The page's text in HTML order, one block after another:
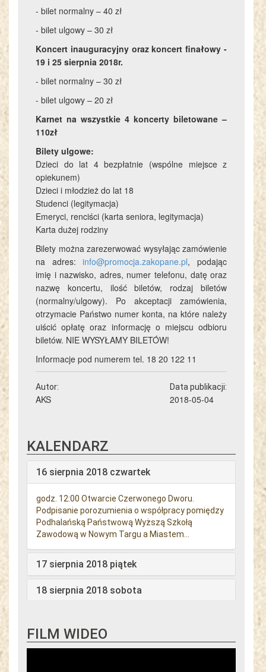
- bilet normalny – 40 zł
- bilet ulgowy – 30 zł
Koncert inauguracyjny oraz koncert finałowy -
19 i 25 sierpnia 2018r.
- bilet normalny – 30 zł
- bilet ulgowy – 20 zł
Karnet na wszystkie 4 koncerty biletowane –
110zł
Bilety ulgowe:
Dzieci do lat 4 bezpłatnie (wspólne miejsce z
opiekunem)
Dzieci i młodzież do lat 18
Studenci (legitymacja)
Emeryci, renciści (karta seniora, legitymacja)
Karta dużej rodziny
Bilety można zarezerwować wysyłając zamówienie
na adres:info@promocja.zakopane.pl, podając
imię i nazwisko, adres, numer telefonu, datę oraz
nazwę koncertu, ilość biletów, rodzaj biletów
(normalny/ulgowy). Po akceptacji zamówienia,
otrzymacie Państwo numer konta, na które należy
uiścić opłatę oraz informację o miejscu odbioru
biletów. NIE WYSYŁAMY BILETÓW!
Informacje pod numerem tel. 18 20 122 11
Autor:
AKS
Data publikacji:
2018-05-04
KALENDARZ
16 sierpnia 2018 czwartek
godz. 12:00 Otwarcie Czerwonego Dworu.
Podpisanie porozumienia o współpracy pomiędzy
Podhalańską Państwową Wyższą Szkołą
Zawodową w Nowym Targu a Miastem...
17 sierpnia 2018 piątek
18 sierpnia 2018 sobota
20 sierpnia 2018 poniedziałek
FILM WIDEO